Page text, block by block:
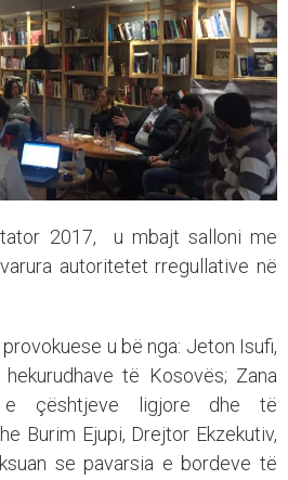
2017, u mbajt salloni me
autoritetet rregullative në
u bë nga: Jeton Isufi,
të Kosovës; Zana
e çështjeve ligjore dhe të
Burim Ejupi, Drejtor Ekzekutiv,
se pavarsia e bordeve të